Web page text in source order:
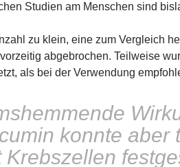
Studien am Menschen sind
zu klein, eine zum Vergleich
abgebrochen. Teilweise
als bei der Verwendung
konnte aber
Krebszellen